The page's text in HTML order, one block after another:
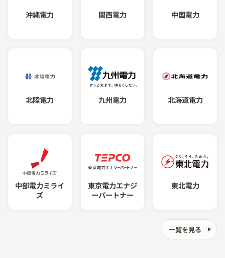
沖縄電力 関西電力 中国電力
北陸電力 九州電力 北海道電力
中部電力ミライ
ズ
東京電力エナジ
ーパートナー
東北電力
一覧を見る